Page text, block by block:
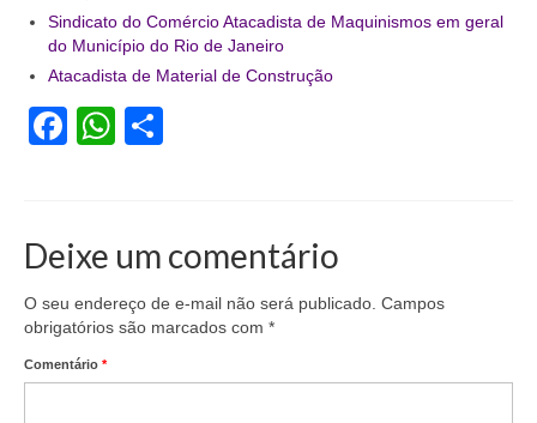
Declarações
Aplicativo Comerciários RJ
Sede social
Colônia de férias
Sindicato do Comércio Atacadista de Maquinismos em geral
do Município do Rio de Janeiro
Atacadista de Material de Construção
Facebook
WhatsApp
Deixe um comentário
O seu endereço de e-mail não será publicado. Campos
obrigatórios são marcados com *
Comentário *